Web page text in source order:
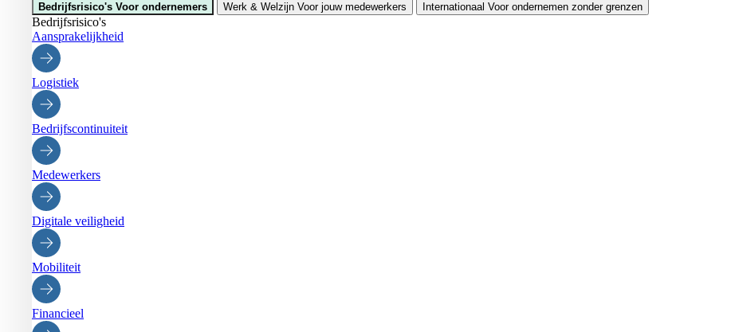
Bedrijfsrisico's Voor ondernemers Werk & Welzijn Voor jouw medewerkers Internationaal Voor ondernemen zonder grenzen
Bedrijfsrisico's
Aansprakelijkheid
Logistiek
Bedrijfscontinuiteit
Medewerkers
Digitale veiligheid
Mobiliteit
Financieel